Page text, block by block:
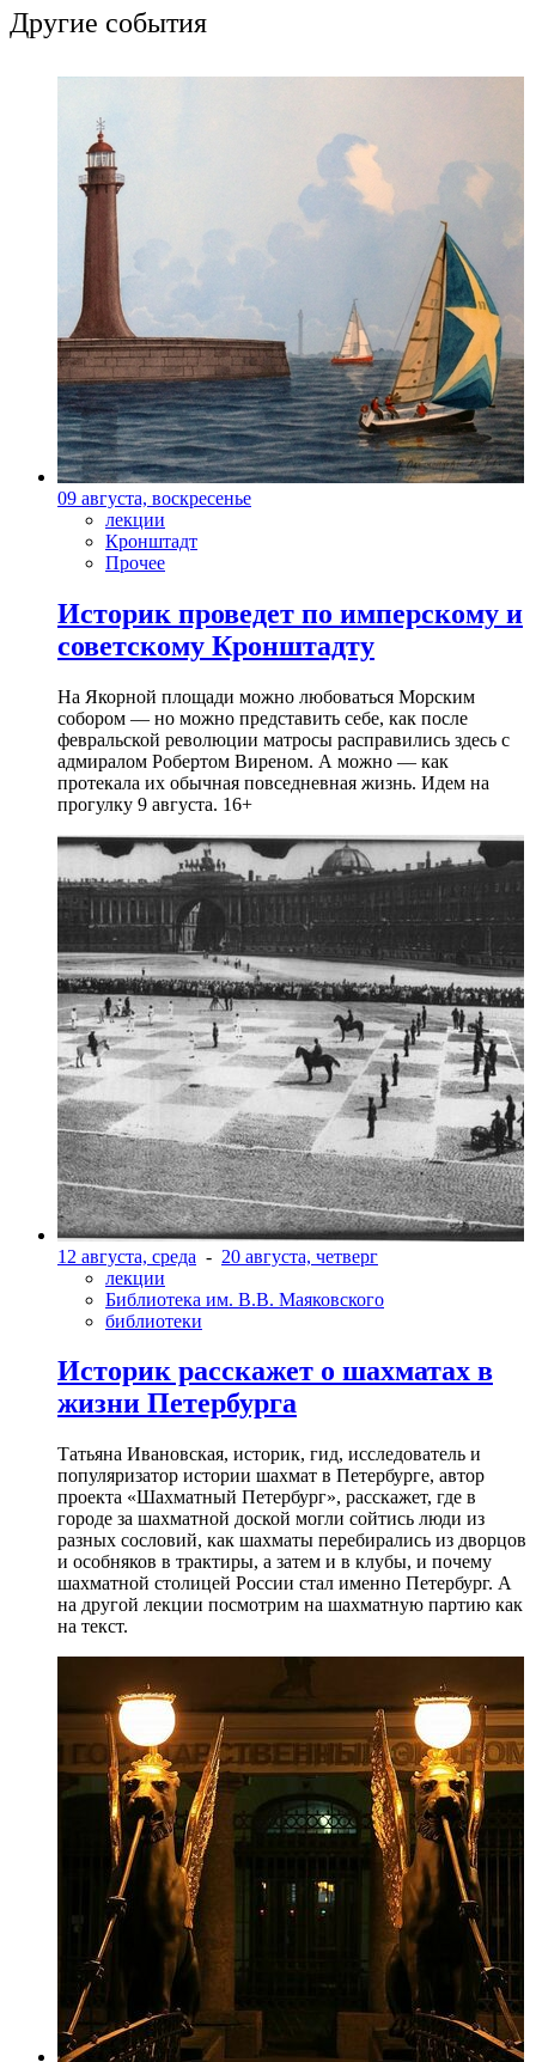
Другие события
09 августа, воскресенье
лекции
Кронштадт
Прочее
Историк проведет по имперскому и
советскому Кронштадту
На Якорной площади можно любоваться Морским
собором — но можно представить себе, как после
февральской революции матросы расправились здесь с
адмиралом Робертом Виреном. А можно — как
протекала их обычная повседневная жизнь. Идем на
прогулку 9 августа. 16+
12 августа, среда - 20 августа, четверг
лекции
Библиотека им. В.В. Маяковского
библиотеки
Историк расскажет о шахматах в
жизни Петербурга
Татьяна Ивановская, историк, гид, исследователь и
популяризатор истории шахмат в Петербурге, автор
проекта «Шахматный Петербург», расскажет, где в
городе за шахматной доской могли сойтись люди из
разных сословий, как шахматы перебирались из дворцов
и особняков в трактиры, а затем и в клубы, и почему
шахматной столицей России стал именно Петербург. А
на другой лекции посмотрим на шахматную партию как
на текст.